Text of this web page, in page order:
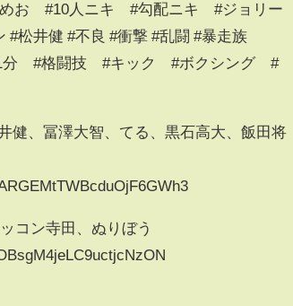
お #10人ニキ #勾配ニキ #ジョリー
#松井健 #不良 #衝撃 #乱闘 #暴走族
分 #格闘技 #キック #ボクシング #
健、冨澤大智、てる、黒石高大、飯田将
コン寺田、ぬりぼう